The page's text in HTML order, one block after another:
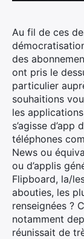
Au fil de ces
des
ont pris le
particulier
souhaitions
les
s’agisse
téléphones
News ou
ou d’applis
Flipboard, la/
abouties, les
renseignées ?
notamment
réunissait de